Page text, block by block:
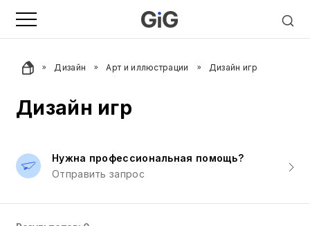
Дизайн Арт и иллюстрации Дизайн игр
Дизайн игр
Нужна профессиональная помощь?
Отправить запрос